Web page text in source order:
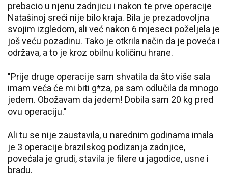
prebacio u njenu zadnjicu i nakon te prve operacije
Natašinoj sreći nije bilo kraja. Bila je prezadovoljna
svojim izgledom, ali već nakon 6 mjeseci poželjela je
još veću pozadinu. Tako je otkrila način da je poveća i
održava, a to je kroz obilnu količinu hrane.
"Prije druge operacije sam shvatila da što više sala
imam veća će mi biti g*za, pa sam odlučila da mnogo
jedem. Obožavam da jedem! Dobila sam 20 kg pred
ovu operaciju."
Ali tu se nije zaustavila, u narednim godinama imala
je 3 operacije brazilskog podizanja zadnjice,
povećala je grudi, stavila je filere u jagodice, usne i
bradu.